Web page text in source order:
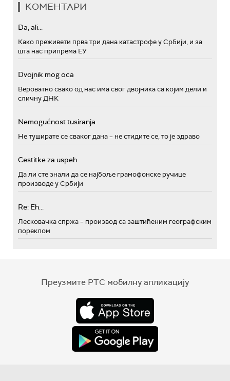
КОМЕНТАРИ
Da, ali...
Како преживети прва три дана катастрофе у Србији, и за
шта нас припрема ЕУ
Dvojnik mog oca
Вероватно свако од нас има свог двојника са којим дели и
сличну ДНК
Nemogućnost tusiranja
Не туширате се сваког дана – не стидите се, то је здраво
Cestitke za uspeh
Да ли сте знали да се најбоље грамофонске ручице
производе у Србији
Re: Eh...
Лесковачка спржа – производ са заштићеним географским
пореклом
Преузмите РТС мобилну апликацију